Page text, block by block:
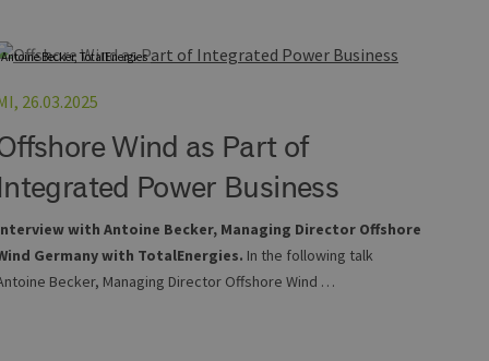
Antoine Becker, TotalEnergies
26.03.2025
Wind as Part of
Power Business
with Antoine Becker, Managing Director Offshore
Germany with TotalEnergies. In the following talk
Becker, Managing Director Offshore Wind …
die Kontoverwaltung.
Verwalten von
handelt es sich
jedoch die
zwischen den Seiten.
Site-Anforderungen
Anfragen von der
um die